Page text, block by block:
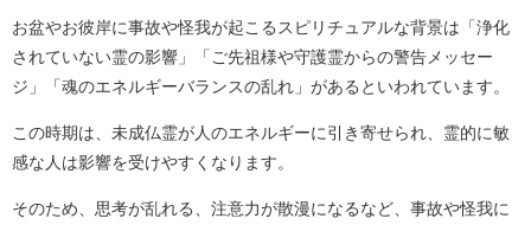
お盆やお彼岸に事故や怪我が起こるスピリチュアルな背景は「浄化
されていない霊の影響」「ご先祖様や守護霊からの警告メッセー
ジ」「魂のエネルギーバランスの乱れ」があるといわれています。
この時期は、未成仏霊が人のエネルギーに引き寄せられ、霊的に敏
感な人は影響を受けやすくなります。
そのため、思考が乱れる、注意力が散漫になるなど、事故や怪我に